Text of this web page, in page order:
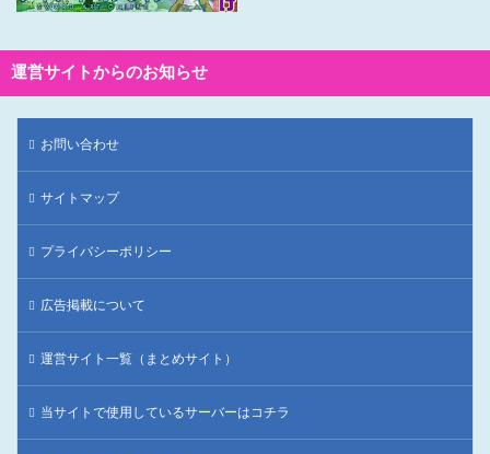
運営サイトからのお知らせ
お問い合わせ
サイトマップ
プライバシーポリシー
広告掲載について
運営サイト一覧（まとめサイト）
当サイトで使用しているサーバーはコチラ